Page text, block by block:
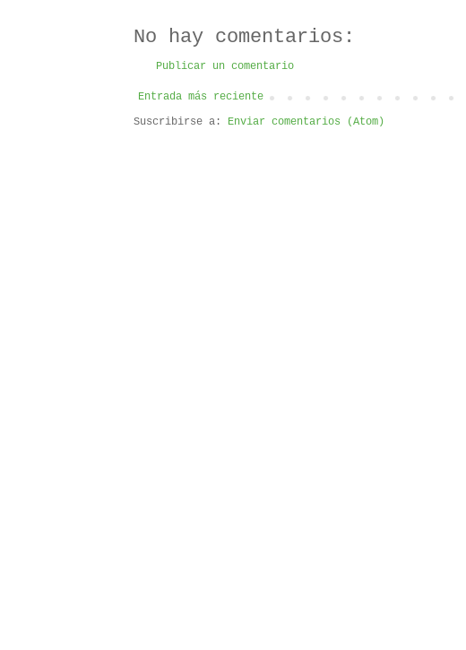
No hay comentarios:
Publicar un comentario
Entrada más reciente
Suscribirse a: Enviar comentarios (Atom)